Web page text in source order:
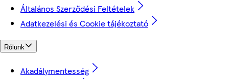
Általános Szerződési Feltételek
Adatkezelési és Cookie tájékoztató
Rólunk
Akadálymentesség